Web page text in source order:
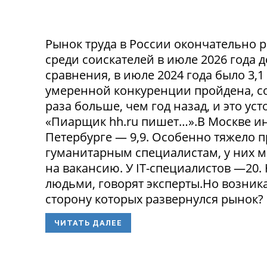
Рынок труда в России окончательно
среди соискателей в июле 2026
сравнения, в июле 2024 года было
умеренной конкуренции пройдена,
раза больше, чем год назад, и это
«Пиарщик hh.ru пишет…».В Москве
Петербурге — 9,9. Особенно тяжело
гуманитарным специалистам, у них
на вакансию. У IT-специалистов
людьми, говорят эксперты.Но
сторону которых развернулся
ЧИТАТЬ ДАЛЕЕ